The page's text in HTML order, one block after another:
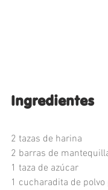
Ingredientes
2 tazas de harina
2 barras de
1 taza de azúcar
1 cucharadita de